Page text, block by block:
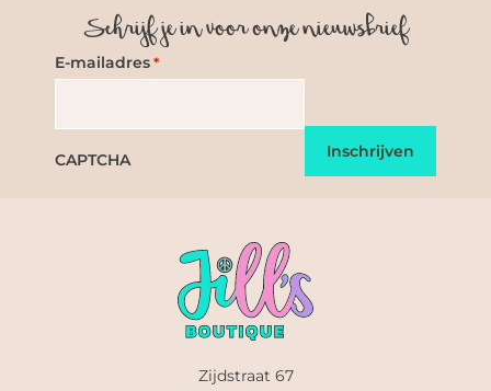
Schrijf je in voor onze nieuwsbrief
E-mailadres *
CAPTCHA
Zijdstraat 67